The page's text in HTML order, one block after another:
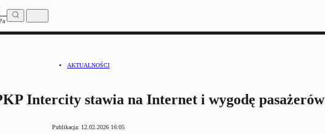
AKTUALNOŚCI
Intercity stawia na Internet i wygodę pasażerów
Publikacja: 12.02.2026 16:05